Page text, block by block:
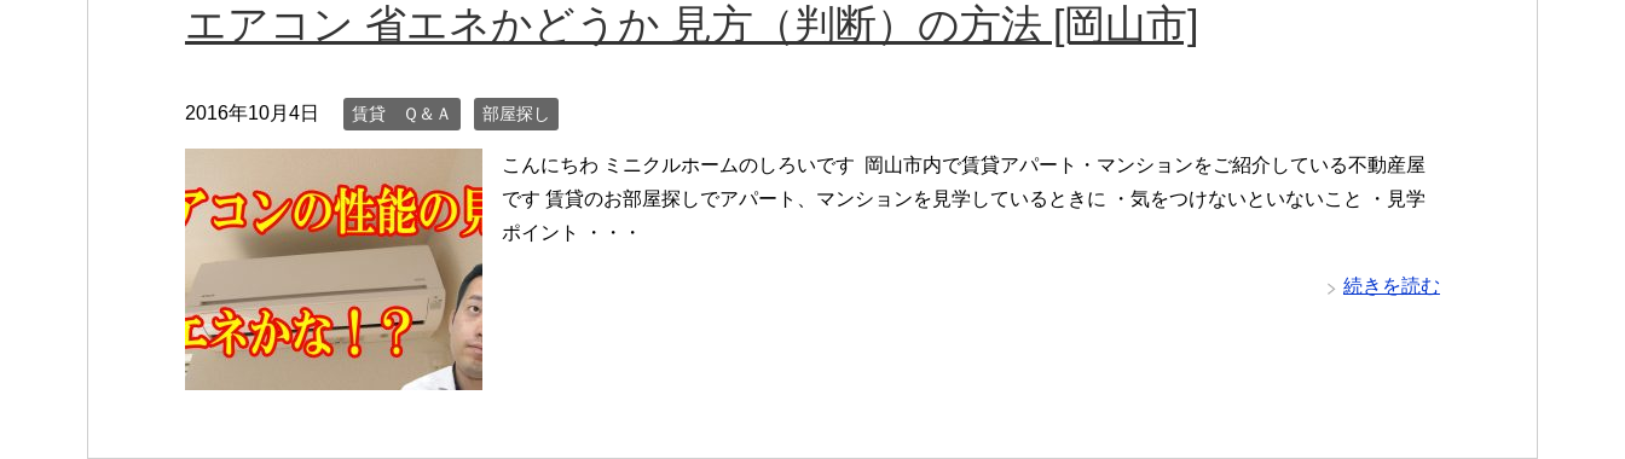
エアコン 省エネかどうか 見方（判断）の方法 [岡山市]
2016年10月4日 賃貸 Ｑ＆Ａ 部屋探し
こんにちわ ミニクルホームのしろいです 岡山市内で賃貸アパート・マンションをご紹介している不動産屋
です 賃貸のお部屋探しでアパート、マンションを見学しているときに ・気をつけないといないこと ・見学
ポイント ・・・
続きを読む